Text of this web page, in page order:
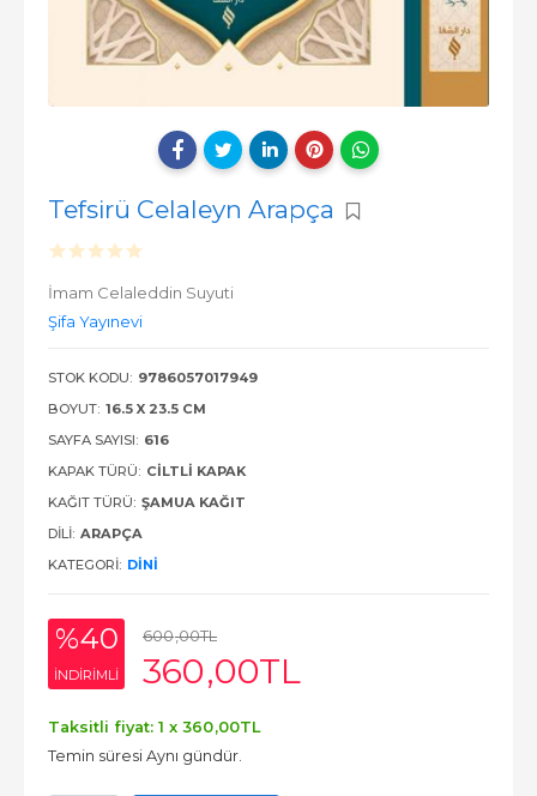
Tefsirü Celaleyn Arapça
İmam Celaleddin Suyuti
Şifa Yayınevi
STOK KODU: 9786057017949
BOYUT: 16.5 X 23.5 CM
SAYFA SAYISI: 616
KAPAK TÜRÜ: CILTLI KAPAK
KAĞIT TÜRÜ: ŞAMUA KAĞIT
DILI: ARAPÇA
KATEGORI: DINI
%40
INDIRIMLI
600,00TL
360,00TL
Taksitli fiyat: 1 x 360,00TL
Temin süresi Aynı gündür.